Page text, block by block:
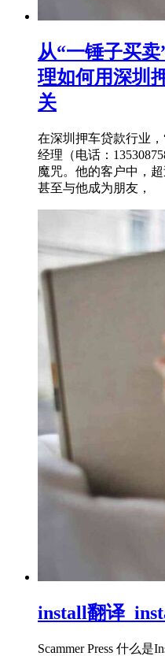
从“一锤子买
理如何用深圳
关
在深圳押车贷款行业
经理（电话：
魔咒。他的客户中，
甚至与他成为朋友，
install翻译
Scammer Press 什么